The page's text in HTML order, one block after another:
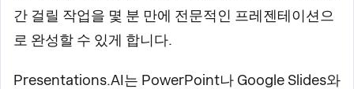
간 걸릴 작업을 몇 분 만에 전문적인 프레젠테이션으
로 완성할 수 있게 합니다.
Presentations.AI는 PowerPoint나 Google Slides와